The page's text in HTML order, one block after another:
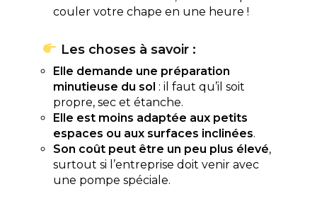
couler votre chape en une heure !
Les choses à savoir :
Elle demande une préparation
minutieuse du sol : il faut qu’il soit
propre, sec et étanche.
Elle est moins adaptée aux petits
espaces ou aux surfaces inclinées.
Son coût peut être un peu plus élevé,
surtout si l’entreprise doit venir avec
une pompe spéciale.